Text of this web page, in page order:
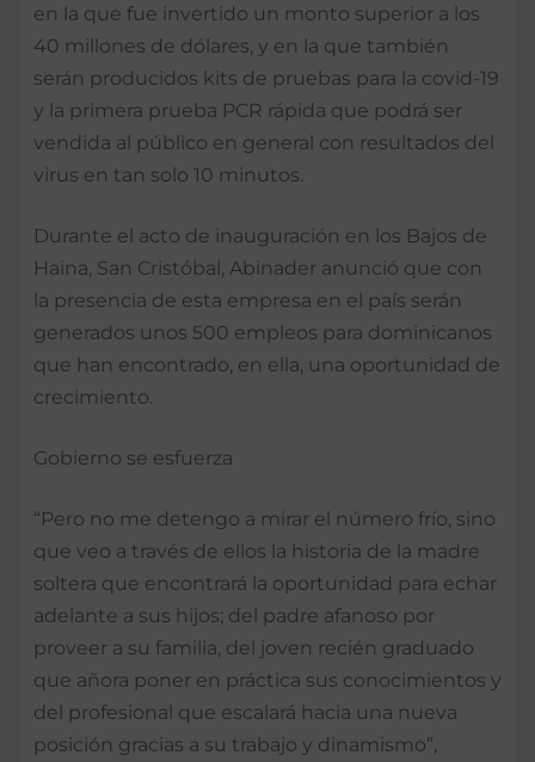
en la que fue invertido un monto superior a los
40 millones de dólares, y en la que también
serán producidos kits de pruebas para la covid-19
y la primera prueba PCR rápida que podrá ser
vendida al público en general con resultados del
virus en tan solo 10 minutos.
Durante el acto de inauguración en los Bajos de
Haina, San Cristóbal, Abinader anunció que con
la presencia de esta empresa en el país serán
generados unos 500 empleos para dominicanos
que han encontrado, en ella, una oportunidad de
crecimiento.
Gobierno se esfuerza
“Pero no me detengo a mirar el número frío, sino
que veo a través de ellos la historia de la madre
soltera que encontrará la oportunidad para echar
adelante a sus hijos; del padre afanoso por
proveer a su familia, del joven recién graduado
que añora poner en práctica sus conocimientos y
del profesional que escalará hacia una nueva
posición gracias a su trabajo y dinamismo”,